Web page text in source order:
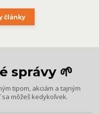
články
správy 🌱
tipom, akciám a tajným
môžeš kedykoľvek.